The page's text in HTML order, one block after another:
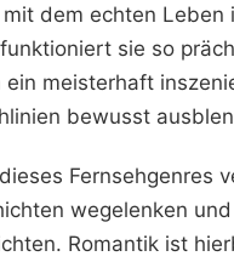
dem echten
sie so
meisterhaft
bewusst
Fernsehgenres
wegelenken
Romantik ist